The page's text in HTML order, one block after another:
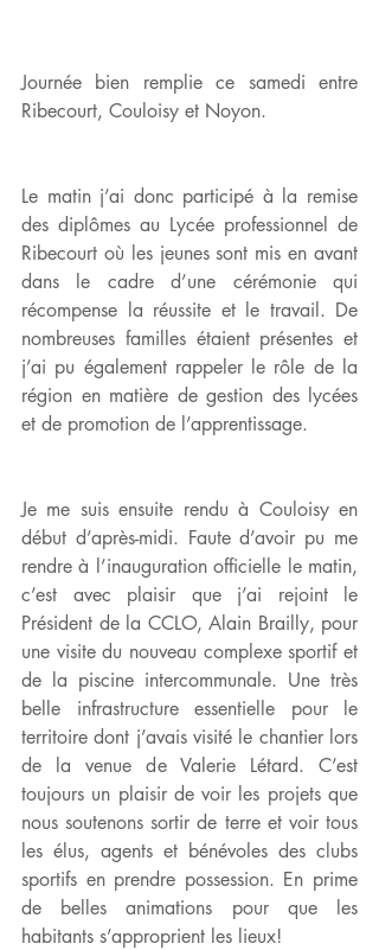
Journée bien remplie ce samedi entre
Ribecourt, Couloisy et Noyon.
Le matin j’ai donc participé à la remise
des diplômes au Lycée professionnel de
Ribecourt où les jeunes sont mis en avant
dans le cadre d’une cérémonie qui
récompense la réussite et le travail. De
nombreuses familles étaient présentes et
j’ai pu également rappeler le rôle de la
région en matière de gestion des lycées
et de promotion de l’apprentissage.
Je me suis ensuite rendu à Couloisy en
début d’après-midi. Faute d’avoir pu me
rendre à l’inauguration officielle le matin,
c’est avec plaisir que j’ai rejoint le
Président de la CCLO, Alain Brailly, pour
une visite du nouveau complexe sportif et
de la piscine intercommunale. Une très
belle infrastructure essentielle pour le
territoire dont j’avais visité le chantier lors
de la venue de Valerie Létard. C’est
toujours un plaisir de voir les projets que
nous soutenons sortir de terre et voir tous
les élus, agents et bénévoles des clubs
sportifs en prendre possession. En prime
de belles animations pour que les
habitants s’approprient les lieux!